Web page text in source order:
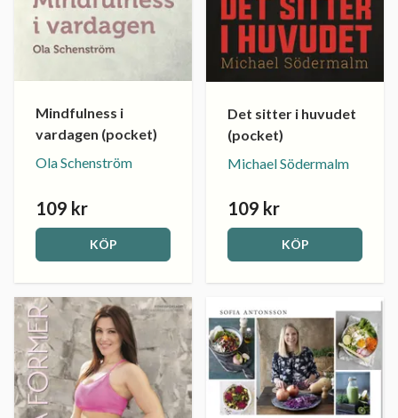
Mindfulness i
vardagen (pocket)
Ola Schenström
109 kr
KÖP
Det sitter i huvudet
(pocket)
Michael Södermalm
109 kr
KÖP